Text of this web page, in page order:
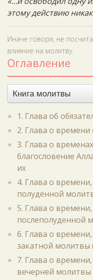
этому действию
Иначе говоря, не
влияние на молитву.
Оглавление
Книга молитвы
1. Глава об
2. Глава о
3. Глава о
благословение
их
4. Глава о
полуденной
5. Глава о
послеполуденной
6. Глава о
закатной молитвы
7. Глава о
вечерней молитвы